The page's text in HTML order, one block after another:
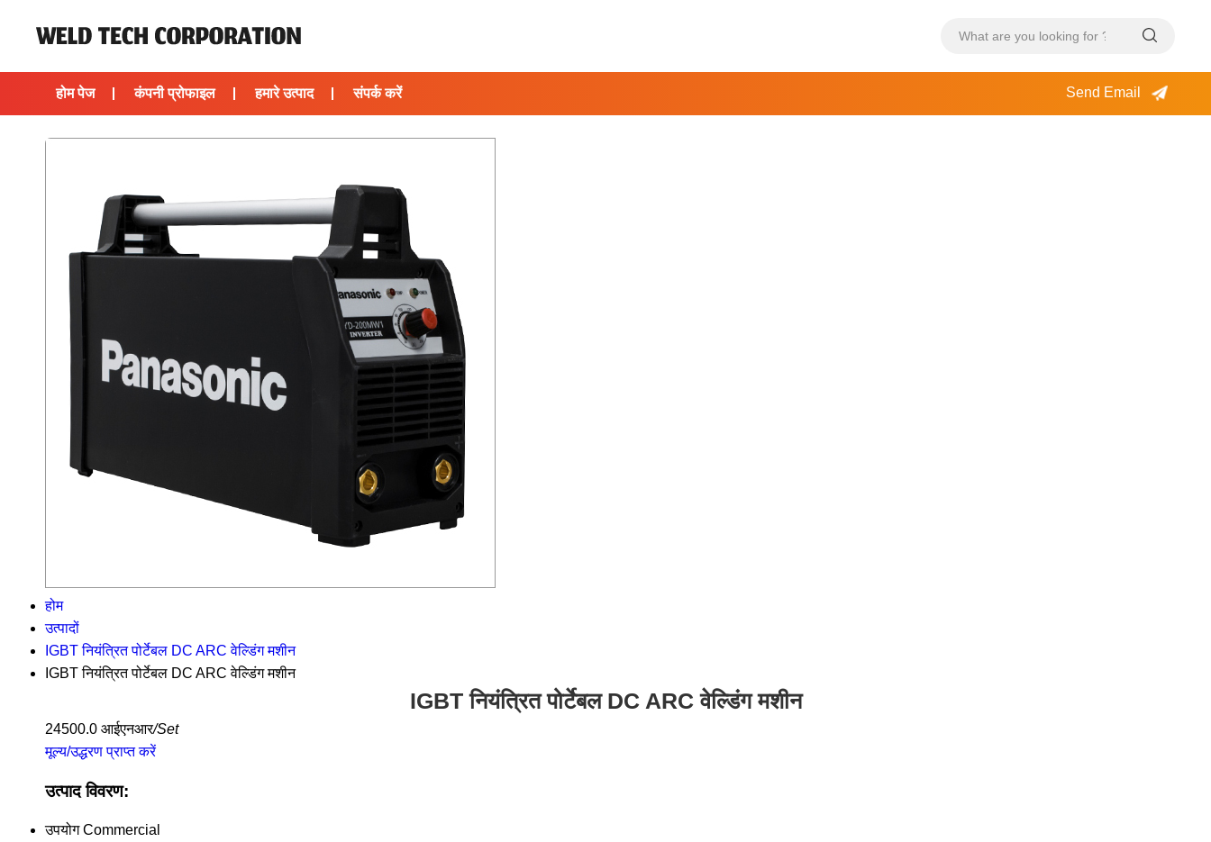
होम पेज कंपनी प्रोफाइल हमारे उत्पाद संपर्क करें Send Email
होम
उत्पादों
IGBT नियंत्रित पोर्टेबल DC ARC वेल्डिंग मशीन
IGBT नियंत्रित पोर्टेबल DC ARC वेल्डिंग मशीन
IGBT नियंत्रित पोर्टेबल DC ARC वेल्डिंग मशीन
24500.0 आईएनआर/Set
मूल्य/उद्धरण प्राप्त करें
उत्पाद विवरण:
उपयोग Commercial